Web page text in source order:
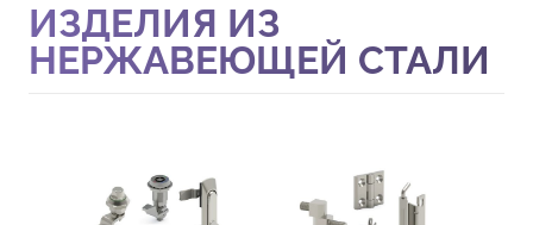
ИЗДЕЛИЯ ИЗ
НЕРЖАВЕЮЩЕЙ СТАЛИ